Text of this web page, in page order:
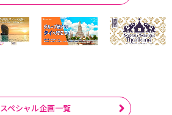
スペシャル企画一覧